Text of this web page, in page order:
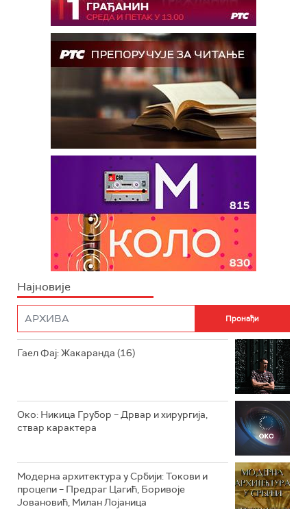
Најновије
Гаел Фај: Жакаранда (16)
Око: Никица Грубор – Дрвар и хирургија,
ствар карактера
Модерна архитектура у Србији: Токови и
процепи – Предраг Цагић, Боривоје
Јовановић, Милан Лојаница